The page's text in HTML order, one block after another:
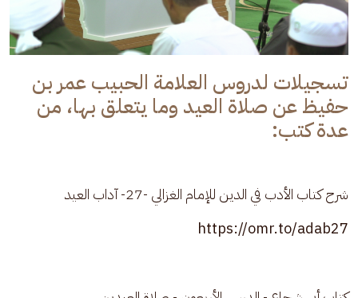
تسجيلات لدروس العلامة الحبيب عمر بن
حفيظ عن صلاة العيد وما يتعلق بها، من
عدة كتب:
شرح كتاب الأدب في الدين للإمام الغزالي -27- آداب العيد
https://omr.to/adab27